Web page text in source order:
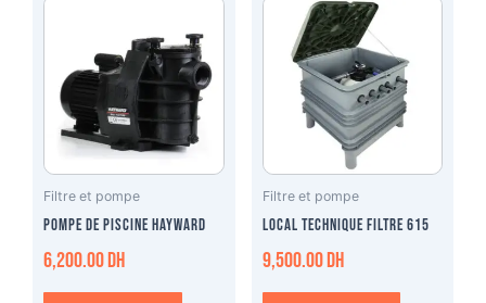
Filtre et pompe
Pompe de piscine HAYWARD
6,200.00DH
Filtre et pompe
Local technique filtre 615
9,500.00DH